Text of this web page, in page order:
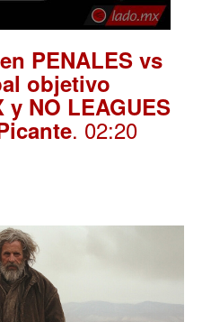
PENALES vs
objetivo
NO LEAGUES
. 02:20